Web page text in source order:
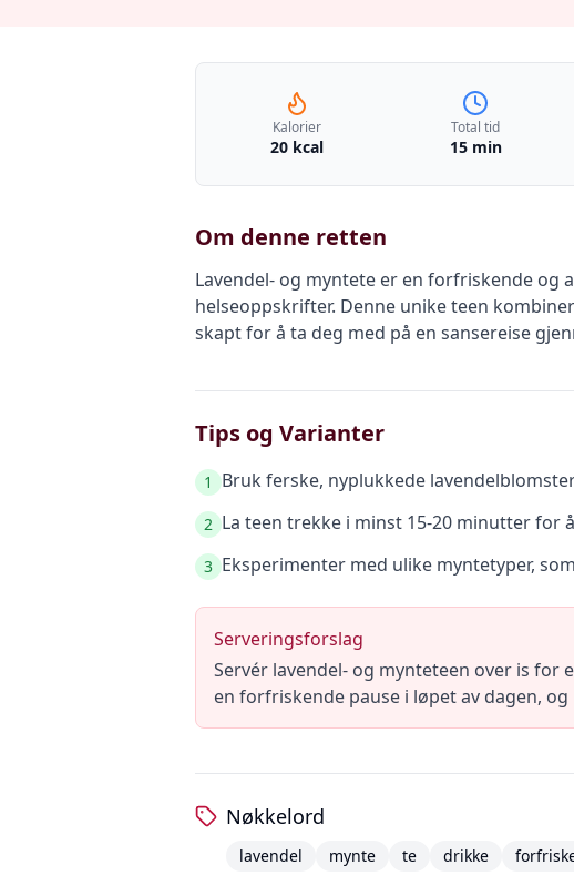
Kalorier
20 kcal
Total tid
15 min
Om denne retten
Lavendel- og myntete er en forfriskende
helseoppskrifter. Denne unike teen
skapt for å ta deg med på en sansereise
Tips og Varianter
1 Bruk ferske, nyplukkede
2 La teen trekke i minst 15-20 minutter for
3 Eksperimenter med ulike myntetyper,
Serveringsforslag
Servér lavendel- og mynteteen over is
en forfriskende pause i løpet av dagen,
Nøkkelord
lavendel mynte te drikke